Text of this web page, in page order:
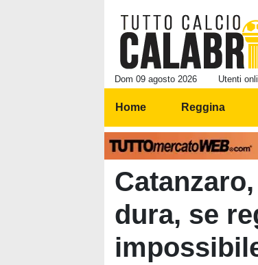
Dom 09 agosto 2026 Utenti
Home Reggina
dura, se